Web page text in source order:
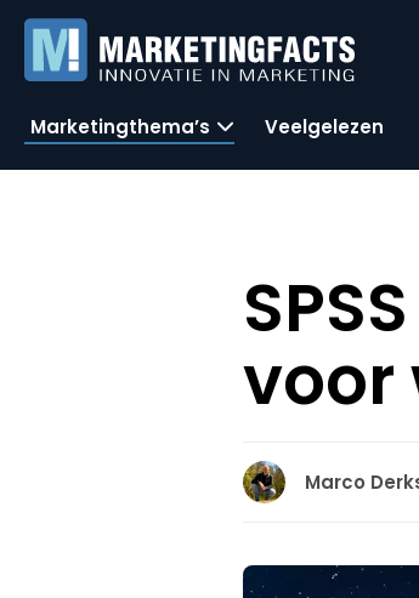
Marketingthema’s Veelgelezen
voor
Marco